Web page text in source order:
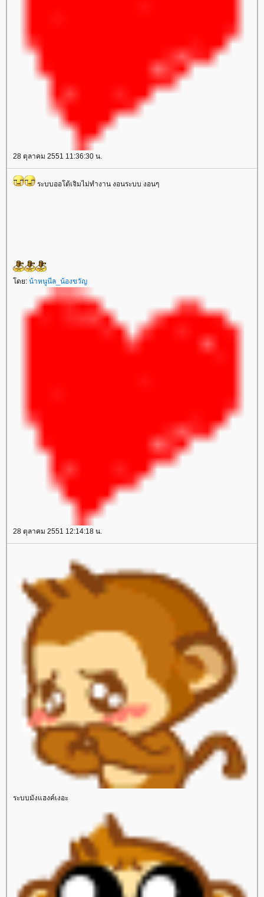
28 ตุลาคม 2551 11:36:30 น.
ระบบออโต้เจิมไม่ทำงาน งอนระบบ งอนๆ
ดย: น้าหนูนีล_น้องขวัญ
28 ตุลาคม 2551 12:14:18 น.
ระบบมังแฮงค์เงอะ